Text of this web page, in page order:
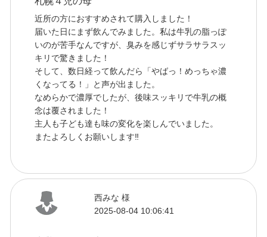
近所の方におすすめされて購入しました！
届いた日にまず飲んでみました。私は牛乳の脂っぽ
いのが苦手なんですが、臭みを感じずサラサラスッ
キリで驚きました！
そして、数日経って飲んだら「やばっ！めっちゃ濃
くなってる！」と声が出ました。
なめらかで濃厚でしたが、後味スッキリで牛乳の概
念は覆されました！
主人も子ども達も味の変化を楽しんでいました。
またよろしくお願いします‼
西みな 様
2025-08-04 10:06:41